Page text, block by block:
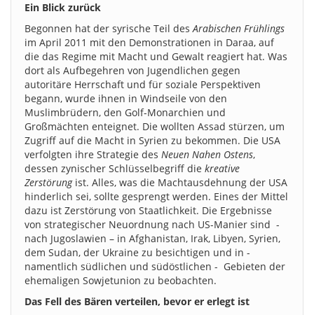
Ein Blick zurück
Begonnen hat der syrische Teil desArabischen Frühlings
im April 2011 mit den Demonstrationen in Daraa, auf
die das Regime mit Macht und Gewalt reagiert hat. Was
dort als Aufbegehren von Jugendlichen gegen
autoritäre Herrschaft und für soziale Perspektiven
begann, wurde ihnen in Windseile von den
Muslimbrüdern, den Golf-Monarchien und
Großmächten enteignet. Die wollten Assad stürzen, um
Zugriff auf die Macht in Syrien zu bekommen. Die USA
verfolgten ihre Strategie des Neuen Nahen Ostens,
dessen zynischer Schlüsselbegriff die kreative
Zerstörungist. Alles, was die Machtausdehnung der USA
hinderlich sei, sollte gesprengt werden. Eines der Mittel
dazu ist Zerstörung von Staatlichkeit. Die Ergebnisse
von strategischer Neuordnung nach US-Manier sind -
nach Jugoslawien – in Afghanistan, Irak, Libyen, Syrien,
dem Sudan, der Ukraine zu besichtigen und in -
namentlich südlichen und südöstlichen - Gebieten der
ehemaligen Sowjetunion zu beobachten.
Das Fell des Bären verteilen, bevor er erlegt ist